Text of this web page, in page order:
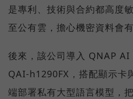
是專利、技術與合約都高度
至公有雲，擔心機密資料會
後來，該公司導入 QNAP AI
QAI-h1290FX，搭配顯示卡
端部署私有大型語言模型，